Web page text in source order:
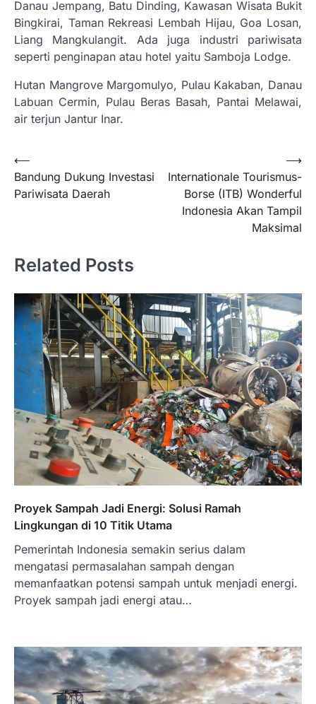
Danau Jempang, Batu Dinding, Kawasan Wisata Bukit
Bingkirai, Taman Rekreasi Lembah Hijau, Goa Losan,
Liang Mangkulangit. Ada juga industri pariwisata
seperti penginapan atau hotel yaitu Samboja Lodge.
Hutan Mangrove Margomulyo, Pulau Kakaban, Danau
Labuan Cermin, Pulau Beras Basah, Pantai Melawai,
air terjun Jantur Inar.
Navigasi
pos
⟵
Bandung Dukung Investasi
Pariwisata Daerah
Internationale Tourismus-
Borse (ITB) Wonderful
Indonesia Akan Tampil
Maksimal
⟶
Related Posts
Proyek Sampah Jadi Energi: Solusi Ramah
Lingkungan di 10 Titik Utama
Pemerintah Indonesia semakin serius dalam
mengatasi permasalahan sampah dengan
memanfaatkan potensi sampah untuk menjadi energi.
Proyek sampah jadi energi atau…